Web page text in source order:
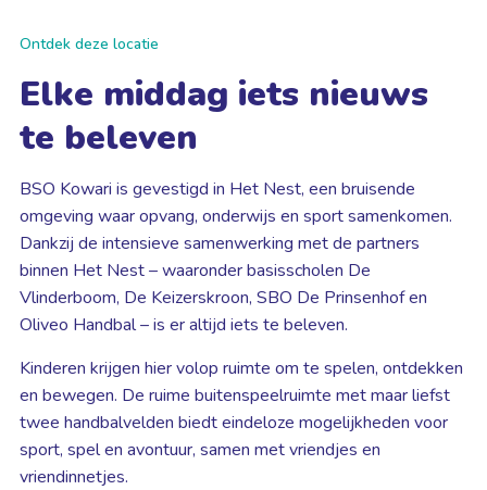
Ontdek deze locatie
Elke middag iets nieuws
te beleven
BSO Kowari is gevestigd in Het Nest, een bruisende
omgeving waar opvang, onderwijs en sport samenkomen.
Dankzij de intensieve samenwerking met de partners
binnen Het Nest – waaronder basisscholen De
Vlinderboom, De Keizerskroon, SBO De Prinsenhof en
Oliveo Handbal – is er altijd iets te beleven.
Kinderen krijgen hier volop ruimte om te spelen, ontdekken
en bewegen. De ruime buitenspeelruimte met maar liefst
twee handbalvelden biedt eindeloze mogelijkheden voor
sport, spel en avontuur, samen met vriendjes en
vriendinnetjes.